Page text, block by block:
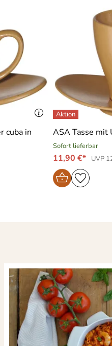
cuba in
ASA Tasse mit
Sofort lieferbar
11,90 €* UVP